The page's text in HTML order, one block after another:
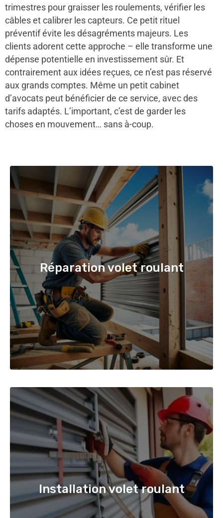
trimestres pour graisser les roulements, vérifier les
câbles et calibrer les capteurs. Ce petit rituel
préventif évite les désagréments majeurs. Les
clients adorent cette approche – elle transforme une
dépense potentielle en investissement sûr. Et
contrairement aux idées reçues, ce n’est pas réservé
aux grands comptes. Même un petit cabinet
d’avocats peut bénéficier de ce service, avec des
tarifs adaptés. L’important, c’est de garder les
choses en mouvement… sans à-coup.
Réparation volet roulant
Installation volet roulant